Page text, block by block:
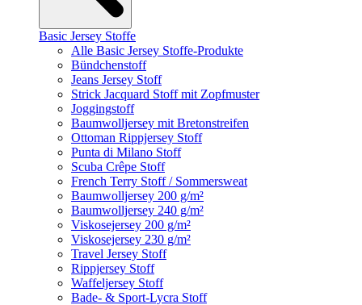
Basic Jersey Stoffe
Alle Basic Jersey Stoffe-Produkte
Bündchenstoff
Jeans Jersey Stoff
Strick Jacquard Stoff mit Zopfmuster
Joggingstoff
Baumwolljersey mit Bretonstreifen
Ottoman Rippjersey Stoff
Punta di Milano Stoff
Scuba Crêpe Stoff
French Terry Stoff / Sommersweat
Baumwolljersey 200 g/m²
Baumwolljersey 240 g/m²
Viskosejersey 200 g/m²
Viskosejersey 230 g/m²
Travel Jersey Stoff
Rippjersey Stoff
Waffeljersey Stoff
Bade- & Sport-Lycra Stoff